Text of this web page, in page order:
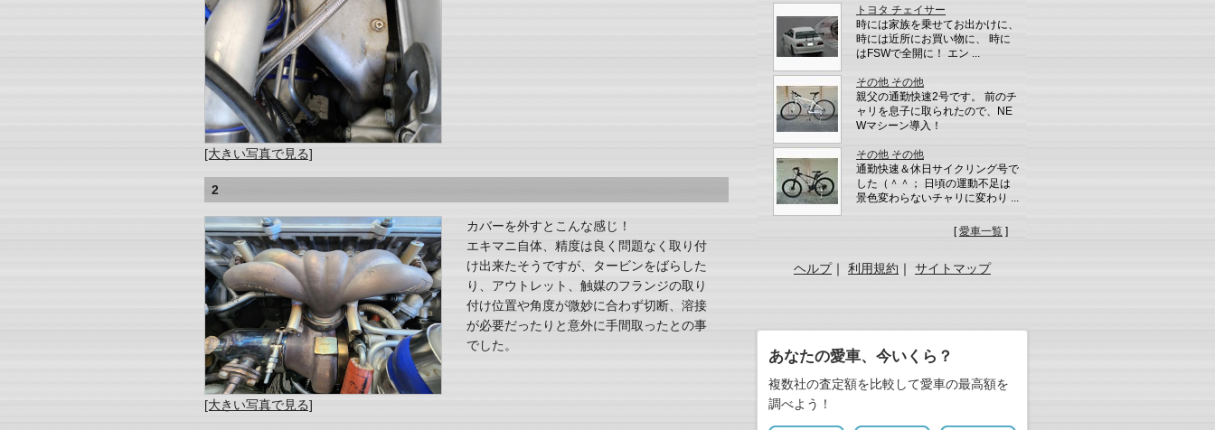
[大きい写真で見る]
2
[大きい写真で見る]
カバーを外すとこんな感じ！
エキマニ自体、精度は良く問題なく取り付
け出来たそうですが、タービンをばらした
り、アウトレット、触媒のフランジの取り
付け位置や角度が微妙に合わず切断、溶接
が必要だったりと意外に手間取ったとの事
でした。
トヨタ チェイサー
時には家族を乗せてお出かけに、
時には近所にお買い物に、 時に
はFSWで全開に！ エン ...
その他 その他
親父の通勤快速2号です。 前のチ
ャリを息子に取られたので、NE
Wマシーン導入！
その他 その他
通勤快速＆休日サイクリング号で
した（＾＾； 日頃の運動不足は
景色変わらないチャリに変わり ...
[愛車一覧 ]
ヘルプ｜ 利用規約 ｜ サイトマップ
あなたの愛車、今いくら？
複数社の査定額を比較して愛車の最高額を
調べよう！